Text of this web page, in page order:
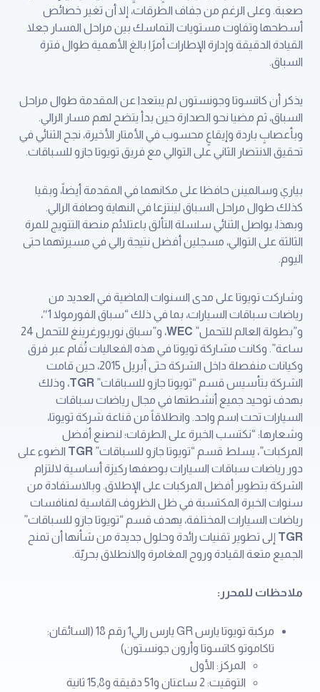
صعبة. وعلى الرغم من جفاف الطرقات، إلا أن تغير خصائص
أسطحها وتفاوت مستويات التماسك بين مراحل المسار جعلا
القيادة الدقيقة وإدارة الإطارات أمرًا بالغ الأهمية طوال فترة
السباق.
يذكر أن كاتسوتا وجونستون لم يبتعدا عن المقدمة طوال مراحل
السباق، ثم مضيا نحو الصدارة حين بدأ يتضح لهم مسار الرالي.
وبأعصابٍ باردة وإيقاعٍ محسوب في الأمتار الأخيرة، نجح الثنائي في
تحقيق الانتصار الثاني على التوالي مع فريق تويوتا جازو للسباقات.
بياري وسالمينن حافظا على مكانهما في المقدمة أيضاً، وبقيا
كذلك طوال مراحل السباق لينتزعا في النهاية وصافة الرالي.
وبهذا، يواصل الثنائي سلسلة التألق باعتلائم منصة التتويج للمرة
الثالثة على التوالي، مسجلين أفضل نتيجة رالي في مسيرتهما حتى
اليوم.
وشاركت تويوتا على مدى السنوات الماضية في العديد من
رياضات سباقات السيارات، بما في ذلك “سباق الفورمولا 1″،
و”بطولة العالم للتحمل” WEC
، و”سباق نوربورغرينغ للتحمل 24
ساعة”. وكانت مشاركة تويوتا في هذه الفعاليات تُقام عبر فرق
وكيانات منفصلة داخل الشركة حتى أبريل 2015، حين قامت
الشركة بتأسيس قسم “تويوتا جازو للسباقات” TGR، وذلك
بهدف توحيد جميع أنشطتها في مجال رياضات سباقات
السيارات تحت اسم واحد. وانطلاقاً من قناعة شركة تويوتا،
وشعارها: “نكتسب الخبرة على الطرقات؛ لنصنع أفضل
المركبات”، يسلط قسم “تويوتا جازو للسباقات” TGR الضوء على
دور رياضات سباقات السيارات بوصفها ركيزة أساسية لالتزام
الشركة بتطوير أفضل المركبات على الإطلاق. وبالاستفادة من
سنوات الخبرة المكتسبة في ظل الظروف القاسية لمنافسات
رياضات السيارات المختلفة، يهدف قسم “تويوتا جازو للسباقات”
TGR إلى تطوير تقنيات رائدة وحلول جديدة من شأنها أن تمنح
الجميع متعة القيادة وروح المغامرة والانطلاق بحريّة.
ملاحظات للمحرر:
مركبة تويوتا يارس GR يارس رالي1 رقم 18 (السائقان:
تاكاموتو كاتسوتا وأرون جونستون)
المركز: الأول
التوقيت: 2 ساعتان و51 دقيقة و15,8 ثانية